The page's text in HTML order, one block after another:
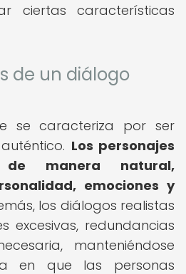
ciertas características
de un diálogo
se caracteriza por ser
Los personajes
manera natural,
emociones y
los diálogos realistas
excesivas, redundancias
manteniéndose
en que las personas